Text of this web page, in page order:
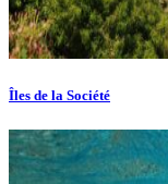
Îles de la Société